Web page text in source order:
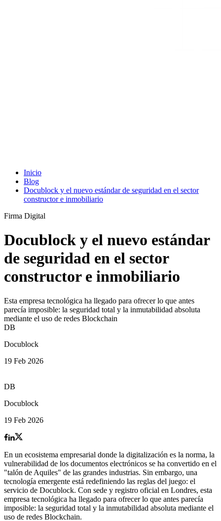
Inicio
Blog
Docublock y el nuevo estándar de seguridad en el sector
constructor e inmobiliario
Firma Digital
Docublock y el nuevo estándar
de seguridad en el sector
constructor e inmobiliario
Esta empresa tecnológica ha llegado para ofrecer lo que antes
parecía imposible: la seguridad total y la inmutabilidad absoluta
mediante el uso de redes Blockchain
DB
Docublock
19 Feb 2026
DB
Docublock
19 Feb 2026
En un ecosistema empresarial donde la digitalización es la norma, la
vulnerabilidad de los documentos electrónicos se ha convertido en el
"talón de Aquiles" de las grandes industrias. Sin embargo, una
tecnología emergente está redefiniendo las reglas del juego: el
servicio de Docublock. Con sede y registro oficial en Londres, esta
empresa tecnológica ha llegado para ofrecer lo que antes parecía
imposible: la seguridad total y la inmutabilidad absoluta mediante el
uso de redes Blockchain.